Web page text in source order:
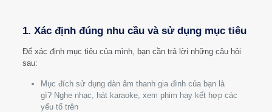
1. Xác định đúng nhu cầu và sử dụng mục tiêu
Để xác định mục tiêu của mình, bạn cần trả lời những câu hỏi
sau:
Mục đích sử dụng dàn âm thanh gia đình của bạn là
gì? Nghe nhạc, hát karaoke, xem phim hay kết hợp các
yếu tố trên